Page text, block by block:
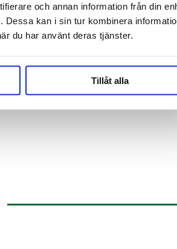
och annan information från din
kan i sin tur kombinera
du har använt deras tjänster.
Tillåt alla